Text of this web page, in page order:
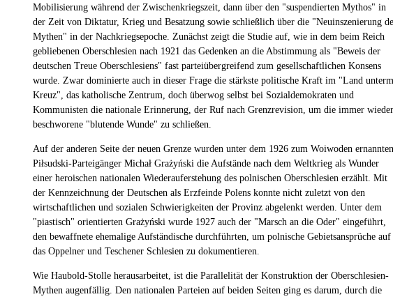
Mobilisierung während der Zwischenkriegszeit, dann über den "suspendierten Mythos" in
der Zeit von Diktatur, Krieg und Besatzung sowie schließlich über die "Neuinszenierung
Mythen" in der Nachkriegsepoche. Zunächst zeigt die Studie auf, wie in dem beim Reich
gebliebenen Oberschlesien nach 1921 das Gedenken an die Abstimmung als "Beweis der
deutschen Treue Oberschlesiens" fast parteiübergreifend zum gesellschaftlichen Konsens
wurde. Zwar dominierte auch in dieser Frage die stärkste politische Kraft im "Land unterm
Kreuz", das katholische Zentrum, doch überwog selbst bei Sozialdemokraten und
Kommunisten die nationale Erinnerung, der Ruf nach Grenzrevision, um die immer wieder
beschworene "blutende Wunde" zu schließen.
Auf der anderen Seite der neuen Grenze wurden unter dem 1926 zum Woiwoden ernannten
Piłsudski-Parteigänger Michał Grażyński die Aufstände nach dem Weltkrieg als Wunder
einer heroischen nationalen Wiederauferstehung des polnischen Oberschlesien erzählt. Mit
der Kennzeichnung der Deutschen als Erzfeinde Polens konnte nicht zuletzt von den
wirtschaftlichen und sozialen Schwierigkeiten der Provinz abgelenkt werden. Unter dem
"piastisch" orientierten Grażyński wurde 1927 auch der "Marsch an die Oder" eingeführt,
den bewaffnete ehemalige Aufständische durchführten, um polnische Gebietsansprüche auf
das Oppelner und Teschener Schlesien zu dokumentieren.
Wie Haubold-Stolle herausarbeitet, ist die Parallelität der Konstruktion der Oberschlesien-
Mythen augenfällig. Den nationalen Parteien auf beiden Seiten ging es darum, durch die